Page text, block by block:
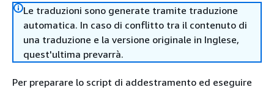
Le traduzioni sono generate tramite traduzione
automatica. In caso di conflitto tra il contenuto di
una traduzione e la versione originale in Inglese,
quest'ultima prevarrà.
Per preparare lo script di addestramento ed eseguire